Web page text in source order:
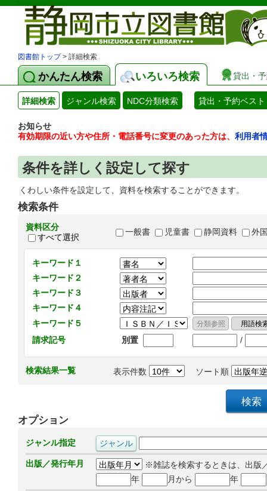
図書館トップ> 詳細検索
かんたん検索 いろいろ検索 貸出・
詳細検索 ジャンル検索 NDC分類検索 貸出・予約ベスト
お知らせ
有効期限の近い方や住所・電話番号に変更のあった方は、 利用者
条件を詳しく設定して探す
くわしい条件を設定して、資料を検索することができます。
検索条件
資料区分
すべて選択
一般書 児童書 静岡資料 外
キーワード１
キーワード２
キーワード３
キーワード４
キーワード５
請求記号
別置 /
検索結果一覧 表示件数 ソート順
オプション
ジャンル指定
出版／発行年月
※雑誌を検索するときは、出版
年
月から 年